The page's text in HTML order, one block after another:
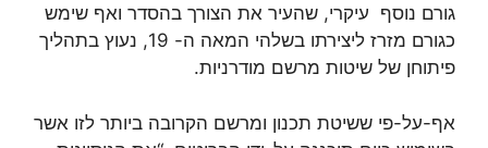
גורם נוסף עיקרי, שהעיר את הצורך בהסדר ואף שימש
כגורם מזרז ליצירתו בשלהי המאה ה- 19, נעוץ בתהליך
פיתוחן של שיטות מרשם מודרניות.
אף-על-פי ששיטת תכנון ומרשם הקרובה ביותר לזו אשר